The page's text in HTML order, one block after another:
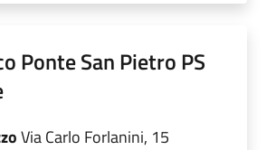
Ponte San Pietro PS
Via Carlo Forlanini, 15